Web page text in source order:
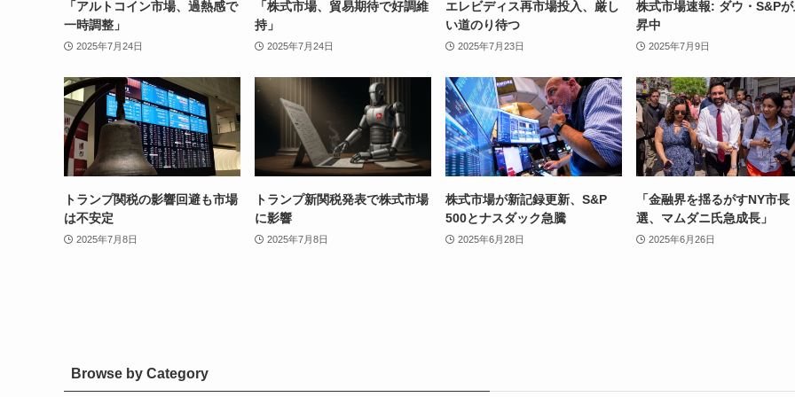
「アルトコイン市場、過熱感で
一時調整」
2025年7月24日
「株式市場、貿易期待で好調維
持」
2025年7月24日
エレビディス再市場投入、厳し
い道のり待つ
2025年7月23日
株式市場速報: ダウ・S&P
昇中
2025年7月9日
トランプ関税の影響回避も市場
は不安定
2025年7月8日
トランプ新関税発表で株式市場
に影響
2025年7月8日
株式市場が新記録更新、S&P
500とナスダック急騰
2025年6月28日
「金融界を揺るがすNY市長
選、マムダニ氏急成長」
2025年6月26日
Browse by Category